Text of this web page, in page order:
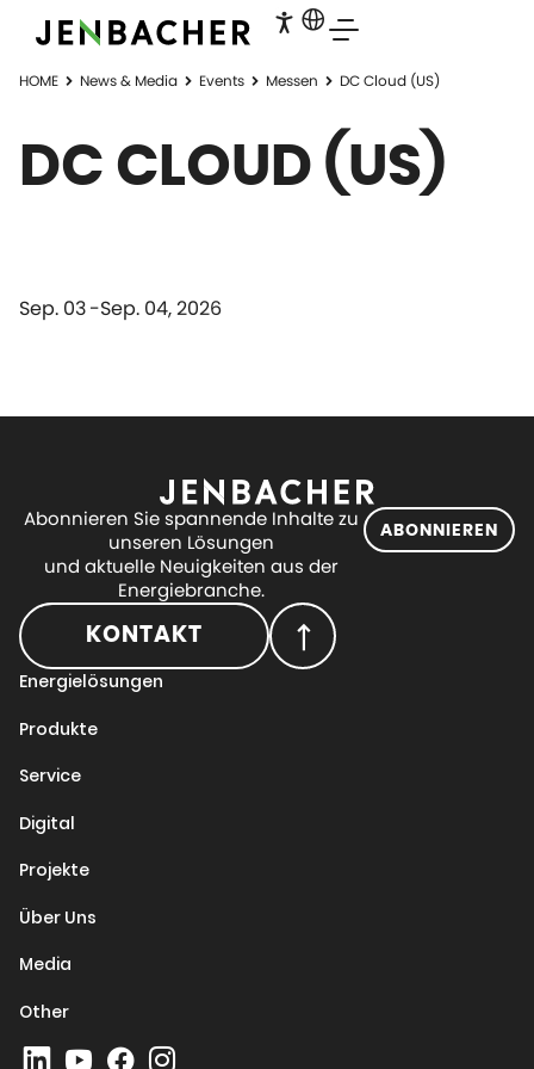
HOME News & Media Events Messen DC Cloud (US)
DC CLOUD (US)
Sep. 03 Sep. 04, 2026
Abonnieren Sie spannende Inhalte zu
unseren Lösungen
und aktuelle Neuigkeiten aus der
Energiebranche.
ABONNIEREN
KONTAKT
Energielösungen
Produkte
Service
Digital
Projekte
Über Uns
Media
Other